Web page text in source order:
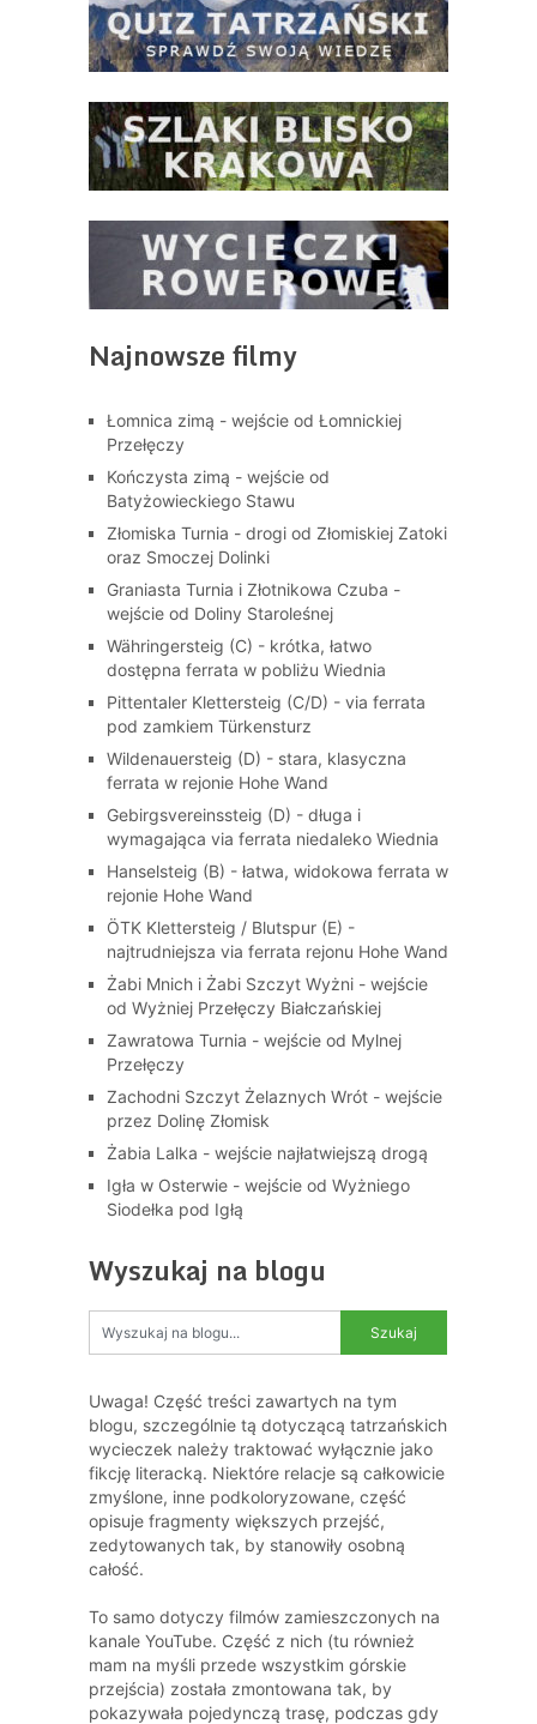
Najnowsze filmy
Łomnica zimą - wejście od Łomnickiej
Przełęczy
Kończysta zimą - wejście od
Batyżowieckiego Stawu
Złomiska Turnia - drogi od Złomiskiej Zatoki
oraz Smoczej Dolinki
Graniasta Turnia i Złotnikowa Czuba -
wejście od Doliny Staroleśnej
Währingersteig (C) - krótka, łatwo
dostępna ferrata w pobliżu Wiednia
Pittentaler Klettersteig (C/D) - via ferrata
pod zamkiem Türkensturz
Wildenauersteig (D) - stara, klasyczna
ferrata w rejonie Hohe Wand
Gebirgsvereinssteig (D) - długa i
wymagająca via ferrata niedaleko Wiednia
Hanselsteig (B) - łatwa, widokowa ferrata w
rejonie Hohe Wand
ÖTK Klettersteig / Blutspur (E) -
najtrudniejsza via ferrata rejonu Hohe Wand
Żabi Mnich i Żabi Szczyt Wyżni - wejście
od Wyżniej Przełęczy Białczańskiej
Zawratowa Turnia - wejście od Mylnej
Przełęczy
Zachodni Szczyt Żelaznych Wrót - wejście
przez Dolinę Złomisk
Żabia Lalka - wejście najłatwiejszą drogą
Igła w Osterwie - wejście od Wyżniego
Siodełka pod Igłą
Wyszukaj na blogu
Uwaga! Część treści zawartych na tym
blogu, szczególnie tą dotyczącą tatrzańskich
wycieczek należy traktować wyłącznie jako
fikcję literacką. Niektóre relacje są całkowicie
zmyślone, inne podkoloryzowane, część
opisuje fragmenty większych przejść,
zedytowanych tak, by stanowiły osobną
całość.
To samo dotyczy filmów zamieszczonych na
kanale YouTube. Część z nich (tu również
mam na myśli przede wszystkim górskie
przejścia) została zmontowana tak, by
pokazywała pojedynczą trasę, podczas gdy